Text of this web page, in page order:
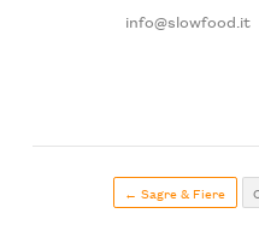
info@slowfood.it
← Sagre & Fiere